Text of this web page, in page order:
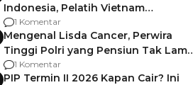
Indonesia, Pelatih Vietnam
Berencana Pakai Jimat di Pakansari
1 Komentar
Mengenal Lisda Cancer, Perwira
Tinggi Polri yang Pensiun Tak Lama
Usai Jadi Brigjen
1 Komentar
PIP Termin II 2026 Kapan Cair? Ini